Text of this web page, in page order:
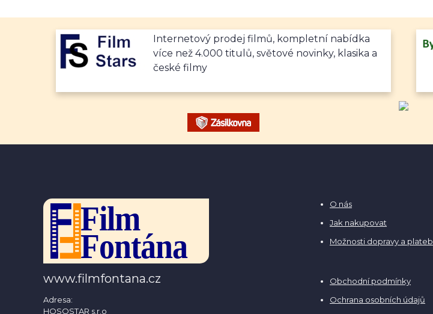
Internetový prodej filmů, kompletní nabídka
více než 4.000 titulů, světové novinky, klasika a
české filmy
www.filmfontana.cz
Adresa:
HOSOSTAR s.r.o
O nás
Jak nakupovat
Možnosti dopravy a plateb
Obchodní podmínky
Ochrana osobních údajů